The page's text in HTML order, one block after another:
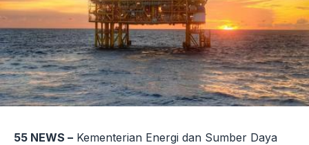
55 NEWS – Kementerian Energi dan Sumber Daya